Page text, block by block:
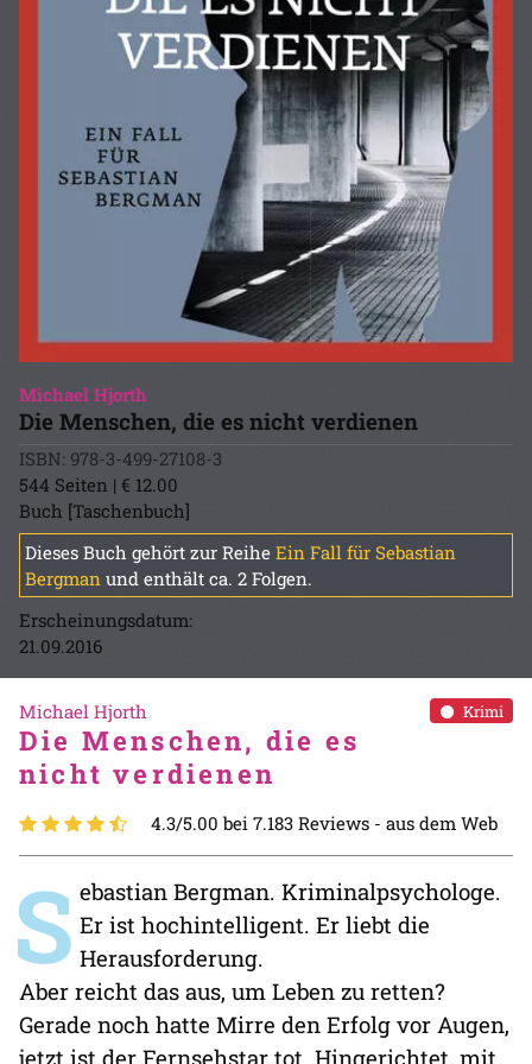
Michael Hjorth
Die Menschen, die es nicht verdienen
ISBN: 978-3-499-27108-3
544 Seiten | € 12.00
Buch [Taschenbuch]
Dieses Buch gehört zur Reihe Ein Fall für Sebastian
Bergman und enthält ca. 2 Folgen.
Erscheinungsdatum:
21.09.2016
Krimi
Michael Hjorth
Die Menschen, die es
nicht verdienen
4.3/5.00 bei 7.183 Reviews - aus dem Web
S ebastian Bergman. Kriminalpsychologe.
Er ist hochintelligent. Er liebt die
Herausforderung.
Aber reicht das aus, um Leben zu retten?
Gerade noch hatte Mirre den Erfolg vor Augen,
jetzt ist der Fernsehstar tot. Hingerichtet, mit